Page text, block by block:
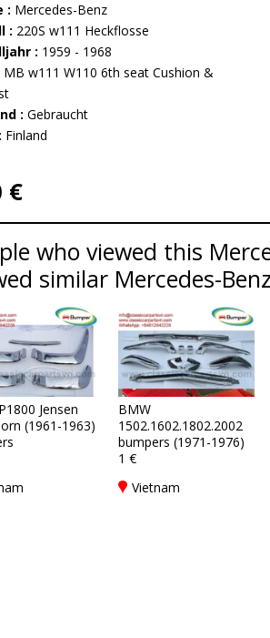
: Mercedes-Benz
: 220S w111 Heckflosse
: 1959 - 1968
MB w111 W110 6th seat Cushion &
: Gebraucht
Finland
€
who viewed this
similar Mercedes-
Jensen
(1961-1963)
BMW
1502.1602.1802.2002
bumpers (1971-1976)
1 €
Vietnam